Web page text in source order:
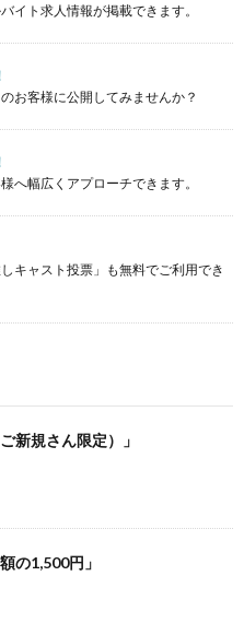
イト求人情報が掲載できます。
お客様に公開してみませんか？
へ幅広くアプローチできます。
キャスト投票」も無料でご利用でき
新規さん限定）」
の1,500円」